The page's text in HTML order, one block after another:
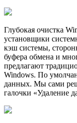
Глубокая очистка
установщики
кэш системы,
буфера обмена и
предлагают
Windows. По
данных. Мы сами
галочки «Удаление